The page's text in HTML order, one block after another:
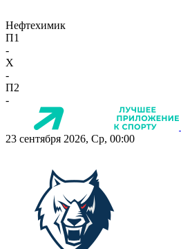
Нефтехимик
П1
-
X
-
П2
-
23 сентября 2026, Ср, 00:00